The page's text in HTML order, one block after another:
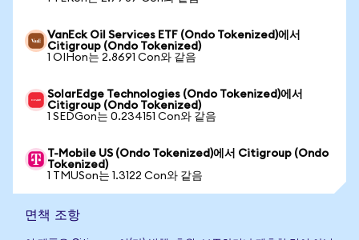
VanEck Oil Services ETF (Ondo Tokenized)에서
Citigroup (Ondo Tokenized)
1 OIHon는 2.8691 Con와 같음
SolarEdge Technologies (Ondo Tokenized)에서
Citigroup (Ondo Tokenized)
1 SEDGon는 0.234151 Con와 같음
T-Mobile US (Ondo Tokenized)에서 Citigroup (Ondo
Tokenized)
1 TMUSon는 1.3122 Con와 같음
면책 조항